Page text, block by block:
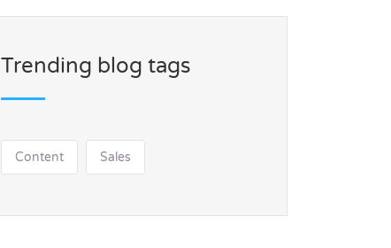
Trending blog tags
Content Sales